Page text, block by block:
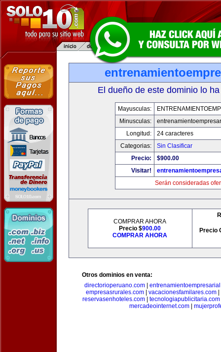
El dueño de este dominio lo
Mayusculas:
Minusculas:
Longitud:
24 caracteres
Categorias:
Sin Clasificar
Precio:
$900.00
Visitar!
Serán consideradas
COMPRAR AHORA
Precio $900.00
COMPRAR AHORA
Precio
Otros dominios en venta:
directorioperuano.com|
empresasrurales.com| vacacionesfamilares.com|
reservasenhoteles.com
tecnologiapublicitaria.com
mercadeointernet.com|